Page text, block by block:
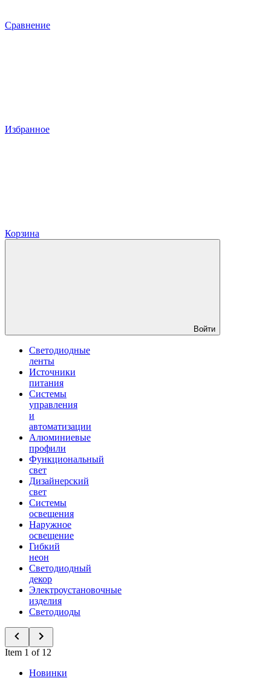
Сравнение
Избранное
Корзина
Войти
Светодиодные
ленты
Источники
питания
Системы
управления
и
автоматизации
Алюминиевые
профили
Функциональный
свет
Дизайнерский
свет
Системы
освещения
Наружное
освещение
Гибкий
неон
Светодиодный
декор
Электроустановочные
изделия
Светодиоды
Item 1 of 12
Новинки